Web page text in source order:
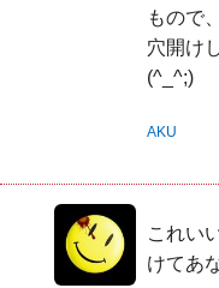
もので
穴開け
(^_^;)
AKU
これい
けてあ